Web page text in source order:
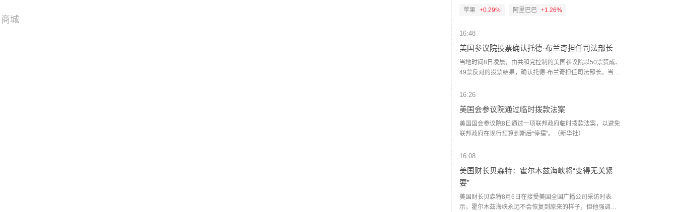
商城
继续跟进相关情况。(新华社)
升级，原按“人”收费调整为按“车”收费的景区，新方案不晚于8
12日0时起执行，不设过渡期。各景区新方案将于近日向社会
发布，敬请广大游客关注。（人民财讯）
苹果 +0.29% 阿里巴巴 +1.26%
16:48
美国参议院投票确认托德·布兰奇担任司法部长
当地时间8日凌晨，由共和党控制的美国参议院以50票赞成、
49票反对的投票结果，确认托德·布兰奇担任司法部长。当地
托德·布兰奇出任司法部长的提名。特朗普4月2日宣布，帕姆·
闻）
16:26
美国会参议院通过临时拨款法案
美国国会参议院8日通过一项联邦政府临时拨款法案，以避免
联邦政府在现行预算到期后“停摆”。（新华社）
16:08
美国财长贝森特：霍尔木兹海峡将“变得无关紧
要”
美国财长贝森特8月6日在接受美国全国广播公司采访时表
示，霍尔木兹海峡永远不会恢复到原来的样子，但他强调，